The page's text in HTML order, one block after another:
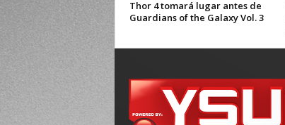
Thor 4 tomará lugar antes de
Guardians of the Galaxy Vol. 3